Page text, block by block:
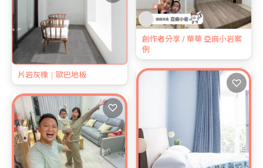
片岩灰橡｜歐巴地板
♡
創作者分享 / 華華 亞麻小岩案
例
♡